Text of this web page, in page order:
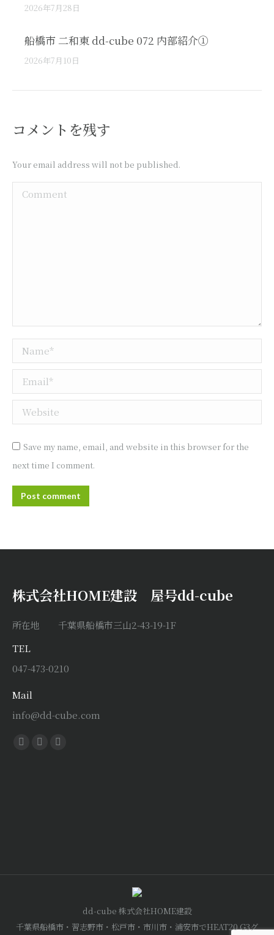
2026年7月28日
船橋市 二和東 dd-cube 072 内部紹介①
2026年7月10日
コメントを残す
Your email address will not be published.
Comment
Name *
Email *
Website
Save my name, email, and website in this browser for the
next time I comment.
Post comment
株式会社HOME建設 屋号dd-cube
所在地 千葉県船橋市三山2-43-19-1F
TEL
047-473-0210
Mail
info@dd-cube.com
Find us on:
Facebook
X
Instagram
dd-cube 株式会社HOME建設
千葉県船橋市・習志野市・松戸市・市川市・浦安市でHEAT20 G3グ